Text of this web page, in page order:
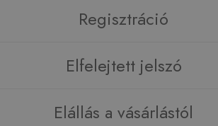
Regisztráció
Elfelejtett jelszó
Elállás a vásárlástól